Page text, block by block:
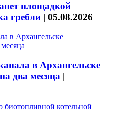
площадкой
гребли | 05.08.2026
в Архангельске
два месяца |